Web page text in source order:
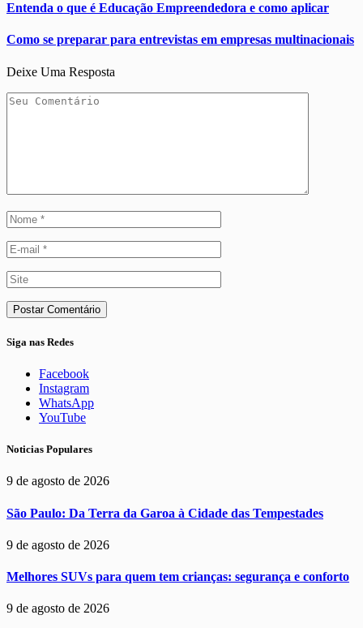
Entenda o que é Educação Empreendedora e como aplicar
Como se preparar para entrevistas em empresas multinacionais
Deixe Uma Resposta
Siga nas Redes
Facebook
Instagram
WhatsApp
YouTube
Noticias Populares
9 de agosto de 2026
São Paulo: Da Terra da Garoa à Cidade das Tempestades
9 de agosto de 2026
Melhores SUVs para quem tem crianças: segurança e conforto
9 de agosto de 2026